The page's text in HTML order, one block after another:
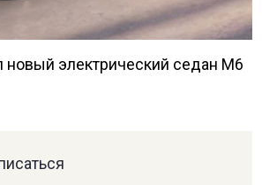
новый электрический седан M6